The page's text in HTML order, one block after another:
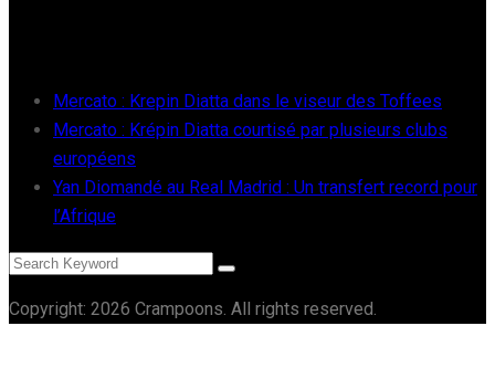
Mercato : Krepin Diatta dans le viseur des Toffees
Mercato : Krépin Diatta courtisé par plusieurs clubs
européens
Yan Diomandé au Real Madrid : Un transfert record pour
l’Afrique
Copyright: 2026 Crampoons. All rights reserved.